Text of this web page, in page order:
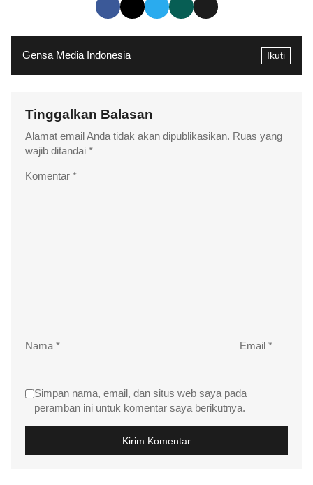
Gensa Media Indonesia Ikuti
Tinggalkan Balasan
Alamat email Anda tidak akan dipublikasikan. Ruas yang
wajib ditandai *
Komentar *
Nama * Email *
Simpan nama, email, dan situs web saya pada
peramban ini untuk komentar saya berikutnya.